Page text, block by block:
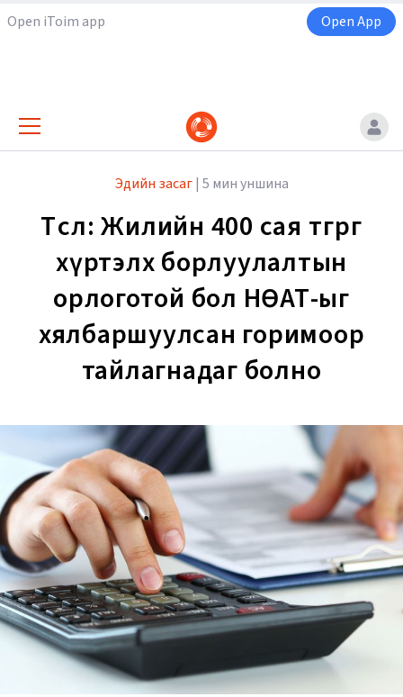
Open iToim app Open App
Эдийн засаг | 5 мин уншина
Төсөл: Жилийн 400 сая төгрөг
хүртэлх борлуулалтын
орлоготой бол НӨАТ-ыг
хялбаршуулсан горимоор
тайлагнадаг болно